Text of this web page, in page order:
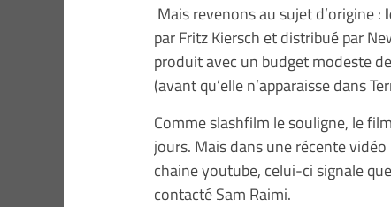
Mais revenons au sujet d’origine :
par Fritz Kiersch et distribué par
produit avec un budget modeste
(avant qu’elle n’apparaisse dans
Comme slashfilm le souligne, le
jours. Mais dans une récente vidéo
chaine youtube, celui-ci signale
contacté Sam Raimi.